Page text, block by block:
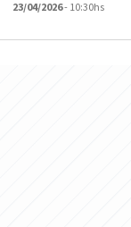
23/04/2026- 10:30hs